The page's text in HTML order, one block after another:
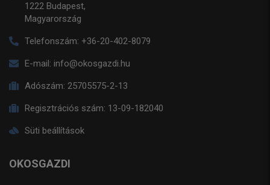
1222 Budapest,
Magyarország
Telefonszám: +36-20-402-8079
E-mail: info@okosgazdi.hu
Adószám: 25705575-2-13
Regisztrációs szám: 13-09-182040
Süti beállítások
OKOSGAZDI